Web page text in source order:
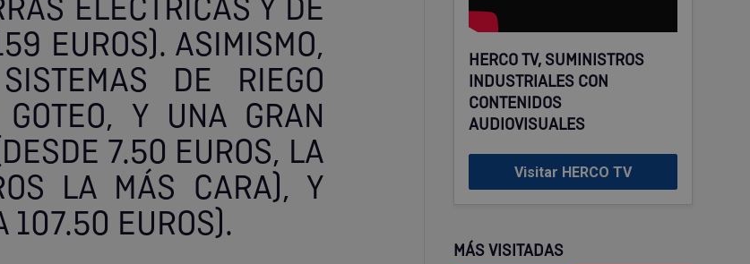
ELÉCTRICAS Y DE
EUROS). ASIMISMO,
DE RIEGO
Y UNA GRAN
7.50 EUROS, LA
LA MÁS CARA), Y
107.50 EUROS).
HERCO TV, SUMINISTROS
INDUSTRIALES CON
CONTENIDOS
AUDIOVISUALES
Visitar HERCO TV
MÁS VISITADAS